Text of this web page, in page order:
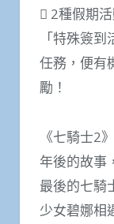
 2種假期
「特殊簽
任務，便有
勵！
《七騎士2
年後的故事
最後的七騎
少女碧娜相